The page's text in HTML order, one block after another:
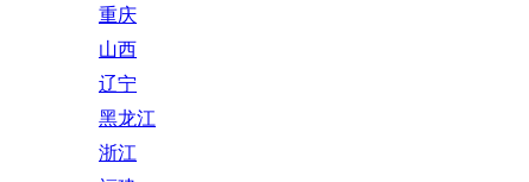
重庆
山西
辽宁
黑龙江
浙江